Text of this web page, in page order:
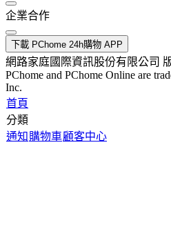
企業合作
下載 PChome 24h購物 APP
網路家庭國際資訊股份有限公司
PChome and PChome Online are
Inc.
首頁
分類
通知 購物車顧客中心